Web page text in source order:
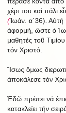
χέρι του καί πάλι
(Ἰωάν. α΄36). Αὐτή
ἀφορμή, ὥστε ὁ
μαθητές τοῦ
τόν Χριστό.
Ἴσως ὅμως
ἀποκάλεσε τόν
Ἐδῶ πρέπει νά
κατακλείει τήν